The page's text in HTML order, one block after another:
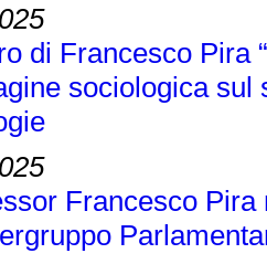
di Francesco Pira
sociologica
Francesco